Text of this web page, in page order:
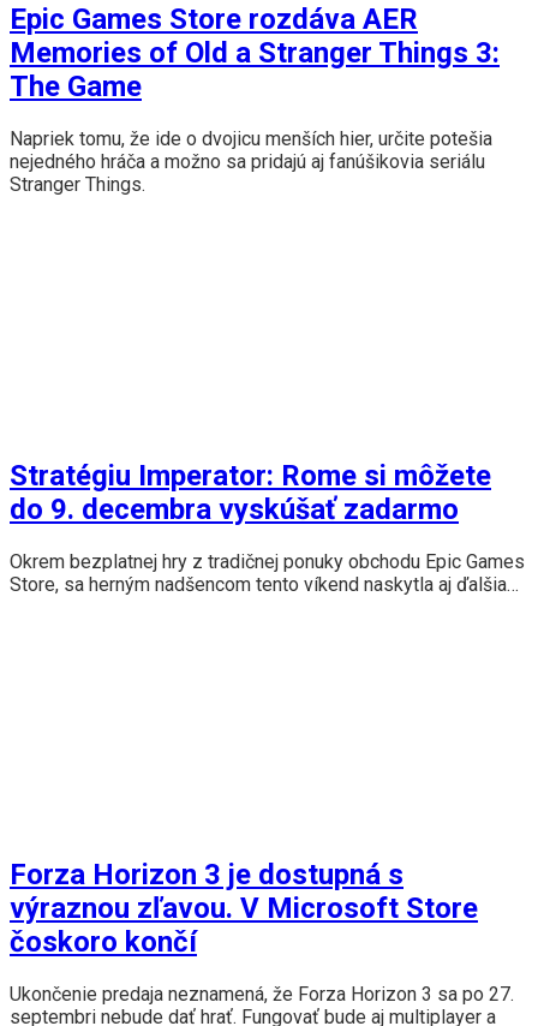
Epic Games Store rozdáva AER
Memories of Old a Stranger Things 3:
The Game
Napriek tomu, že ide o dvojicu menších hier, určite potešia
nejedného hráča a možno sa pridajú aj fanúšikovia seriálu
Stranger Things.
Stratégiu Imperator: Rome si môžete
do 9. decembra vyskúšať zadarmo
Okrem bezplatnej hry z tradičnej ponuky obchodu Epic Games
Store, sa herným nadšencom tento víkend naskytla aj ďalšia…
Forza Horizon 3 je dostupná s
výraznou zľavou. V Microsoft Store
čoskoro končí
Ukončenie predaja neznamená, že Forza Horizon 3 sa po 27.
septembri nebude dať hrať. Fungovať bude aj multiplayer a